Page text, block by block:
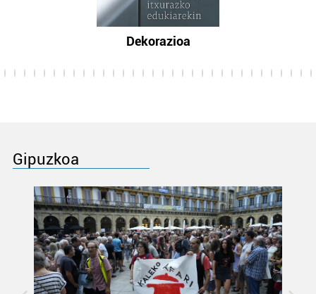
Dekorazioa
Gipuzkoa